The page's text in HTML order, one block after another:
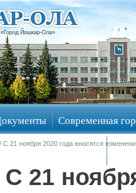
Йошкар-Ола»
Современная
обсуждения
/ С 21 ноября 2020 года вносятся
С 21